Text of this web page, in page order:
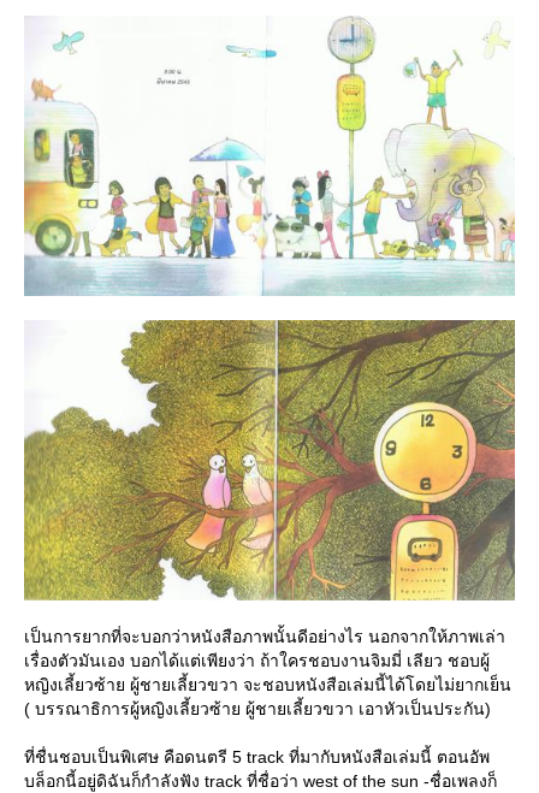
เป็นการยากที่จะบอกว่าหนังสือภาพนั้นดีอย่างไร นอกจากให้ภาพเล่า
เรื่องตัวมันเอง บอกได้แต่เพียงว่า ถ้าใครชอบงานจิมมี่ เลียว ชอบผู้
หญิงเลี้ยวซ้าย ผู้ชายเลี้ยวขวา จะชอบหนังสือเล่มนี้ได้โดยไม่ยากเย็น
( บรรณาธิการผู้หญิงเลี้ยวซ้าย ผู้ชายเลี้ยวขวา เอาหัวเป็นประกัน)
ที่ชื่นชอบเป็นพิเศษ คือดนตรี 5 track ที่มากับหนังสือเล่มนี้ ตอนอัพ
บล็อกนี้อยู่ดิฉันก็กำลังฟัง track ที่ชื่อว่า west of the sun -ชื่อเพลงก็